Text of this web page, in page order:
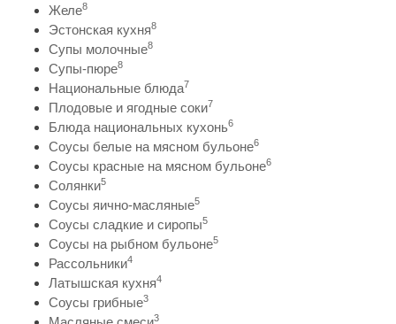
Желе8
Эстонская кухня8
Супы молочные8
Супы-пюре8
Национальные блюда7
Плодовые и ягодные соки7
Блюда национальных кухонь6
Соусы белые на мясном бульоне6
Соусы красные на мясном бульоне6
Солянки5
Соусы яично-масляные5
Соусы сладкие и сиропы5
Соусы на рыбном бульоне5
Рассольники4
Латышская кухня4
Соусы грибные3
3